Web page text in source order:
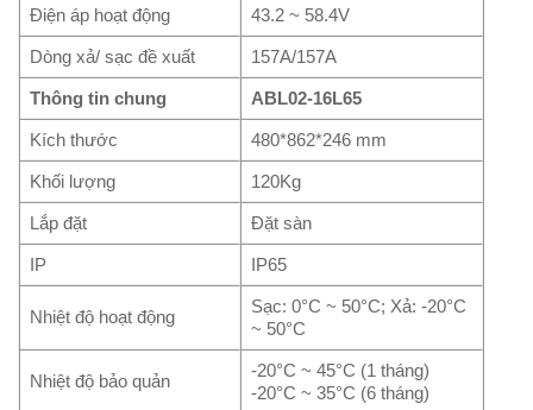
Điện áp hoạt động 43.2 ~ 58.4V
Dòng xả/ sạc đề xuất 157A/157A
Thông tin chung ABL02-16L65
Kích thước 480*862*246 mm
Khối lượng 120Kg
Lắp đặt Đặt sàn
IP IP65
Nhiệt độ hoạt động
Sạc: 0°C ~ 50°C; Xả: -20°C
~ 50°C
Nhiệt độ bảo quản
-20°C ~ 45°C (1 tháng)
-20°C ~ 35°C (6 tháng)